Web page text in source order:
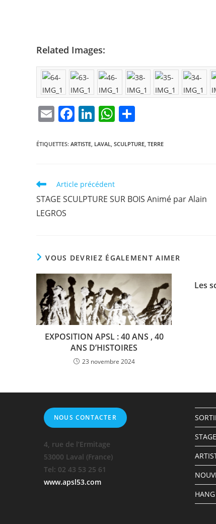
Related Images:
E
ai
F
c
b
o
Li
k
dI
n
W
at
p
ta
ÉTIQUETTES: ARTISTE, LAVAL, SCULPTURE, TERRE
Read
articles
Article précédent
STAGE SCULPTURE SUR BOIS Animé par Alain
LEGROS
VOUS DEVRIEZ ÉGALEMENT AIMER
EXPOSITION APSL : 40 ANS , 40
ANS D’HISTOIRES
23 novembre 2024
Les
NOUS CONTACTER
4, rue de l’Ermitage
53000 Laval (France)
Tel: 02 43 53 25 61
www.apsl53.com